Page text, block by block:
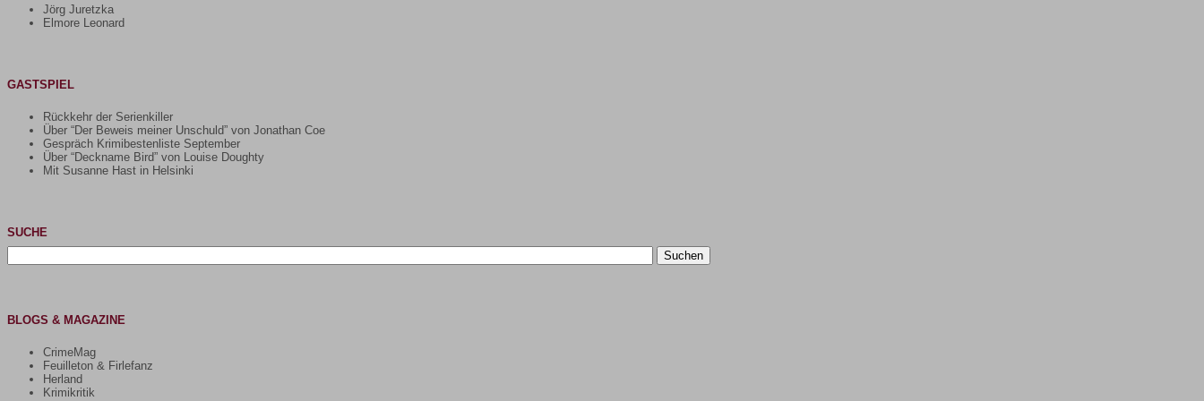
Jörg Juretzka
Elmore Leonard
GASTSPIEL
Rückkehr der Serienkiller
Über “Der Beweis meiner Unschuld” von Jonathan Coe
Gespräch Krimibestenliste September
Über “Deckname Bird” von Louise Doughty
Mit Susanne Hast in Helsinki
SUCHE
nach:
BLOGS & MAGAZINE
CrimeMag
Feuilleton & Firlefanz
Herland
Krimikritik